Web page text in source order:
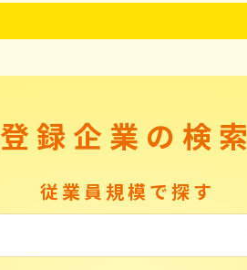
登録企業の検索
従業員規模で探す